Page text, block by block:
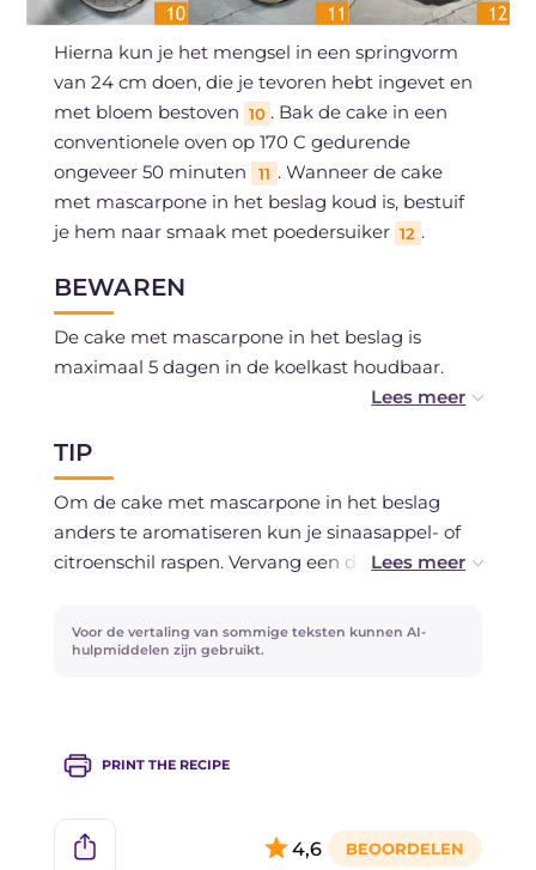
Hierna kun je het mengsel in een springvorm
van 24 cm doen, die je tevoren hebt ingevet en
met bloem bestoven 10 . Bak de cake in een
conventionele oven op 170 C gedurende
ongeveer 50 minuten
11 . Wanneer de cake
met mascarpone in het beslag koud is, bestuif
je hem naar smaak met poedersuiker 12 .
BEWAREN
De cake met mascarpone in het beslag is
maximaal 5 dagen in de koelkast houdbaar.
TIP
Om de cake met mascarpone in het beslag
anders te aromatiseren kun je sinaasappel- of
citroenschil raspen. Vervang een deel van de ma
gebruik gemalen hazelnoten als je een wat
rustieker aroma wilt.
Voor de vertaling van sommige teksten kunnen AI-
hulpmiddelen zijn gebruikt.
PRINT THE RECIPE
4,6